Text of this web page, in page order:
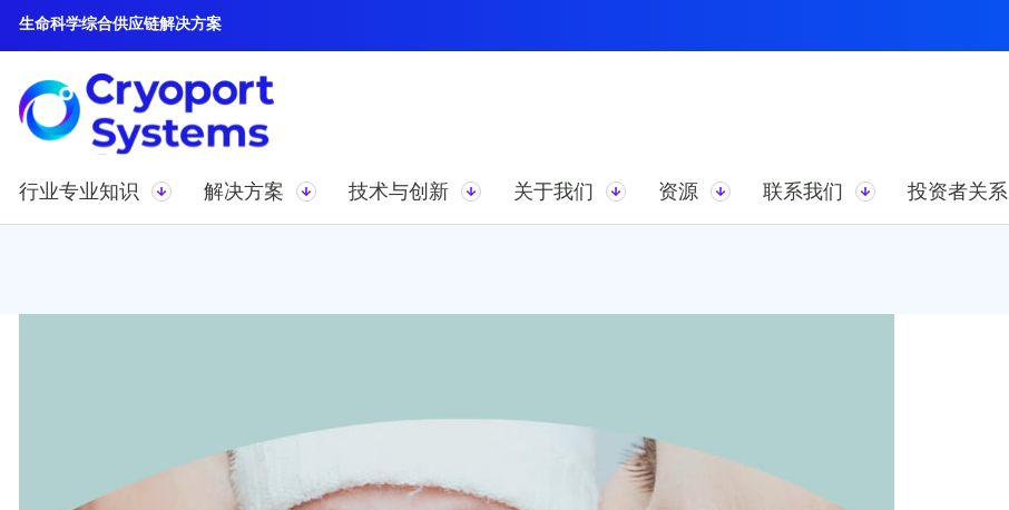
生命科学综合供应链解决方案
行业专业知识 解决方案 技术与创新 关于我们 资源 联系我们 投资者关系